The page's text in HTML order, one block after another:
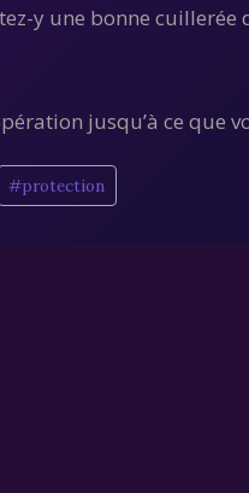
y une bonne
jusqu’à ce que
#protection